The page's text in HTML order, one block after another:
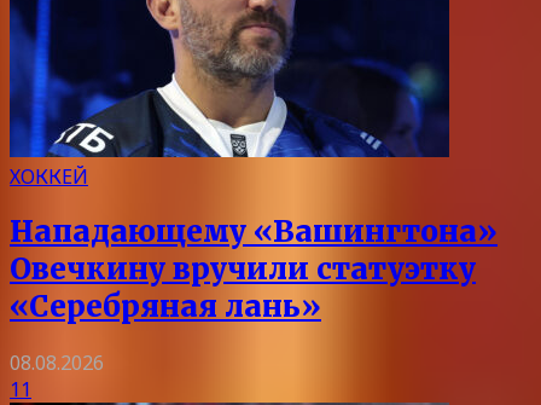
ХОККЕЙ
Нападающему «Вашингтона»
Овечкину вручили статуэтку
«Серебряная лань»
08.08.2026
11